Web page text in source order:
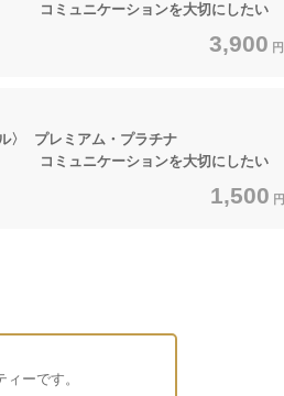
コミュニケーションを大切にしたい
3,900
〉 プレミアム・プラチナ
コミュニケーションを大切にしたい
1,500
ーです。